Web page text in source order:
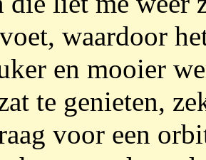
waardoor
en mooier
te genieten,
voor een